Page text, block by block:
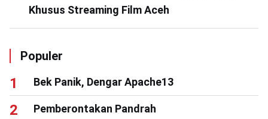
Khusus Streaming Film Aceh
Populer
Bek Panik, Dengar Apache13
Pemberontakan Pandrah